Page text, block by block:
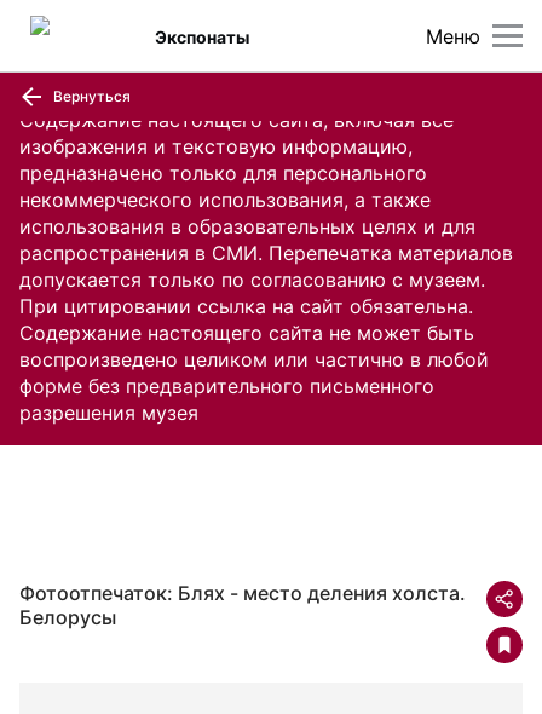
Содержание настоящего сайта, включая все
изображения и текстовую информацию,
предназначено только для персонального
некоммерческого использования, а также
использования в образовательных целях и для
распространения в СМИ. Перепечатка материалов
допускается только по согласованию с музеем.
При цитировании ссылка на сайт обязательна.
Содержание настоящего сайта не может быть
воспроизведено целиком или частично в любой
форме без предварительного письменного
разрешения музея
Меню
Экспонаты
Вернуться
Фотоотпечаток: Блях - место деления холста.
Белорусы